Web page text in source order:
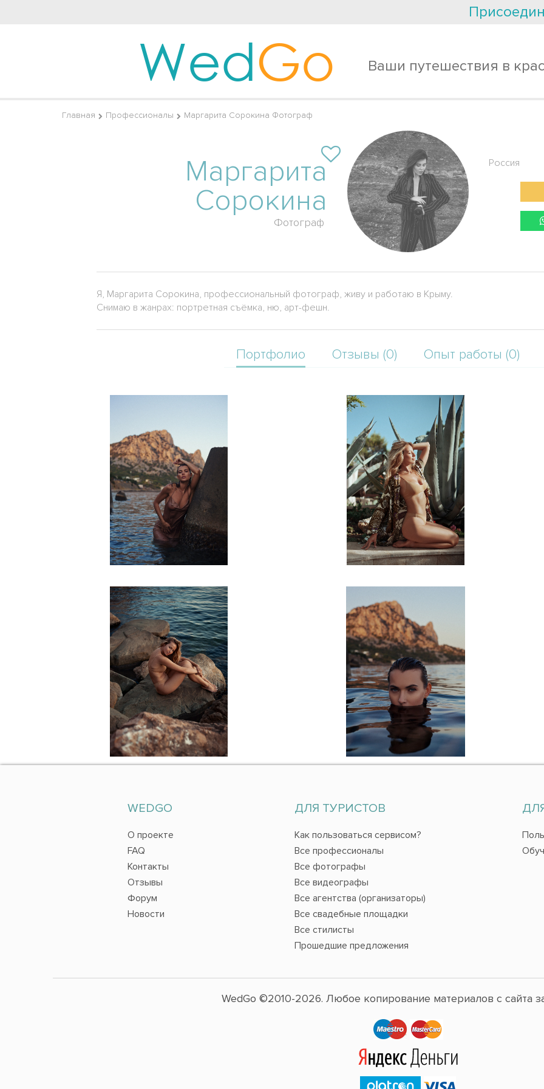
WedGo Ваши путешествия в
Главная Профессионалы Маргарита Сорокина Фотограф
Маргарита
Сорокина
Фотограф
Россия
Я, Маргарита Сорокина, профессиональный фотограф, живу и работаю в Крыму.
Снимаю в жанрах: портретная съёмка, ню, арт-фешн.
Портфолио Отзывы (0) Опыт работы (0)
WEDGO
О проекте
FAQ
Контакты
Отзывы
Форум
Новости
ДЛЯ ТУРИСТОВ
Как пользоваться сервисом?
Все профессионалы
Все фотографы
Все видеографы
Все агентства (организаторы)
Все свадебные площадки
Все стилисты
Прошедшие предложения
WedGo ©2010-2026. Любое копирование материалов с сайта